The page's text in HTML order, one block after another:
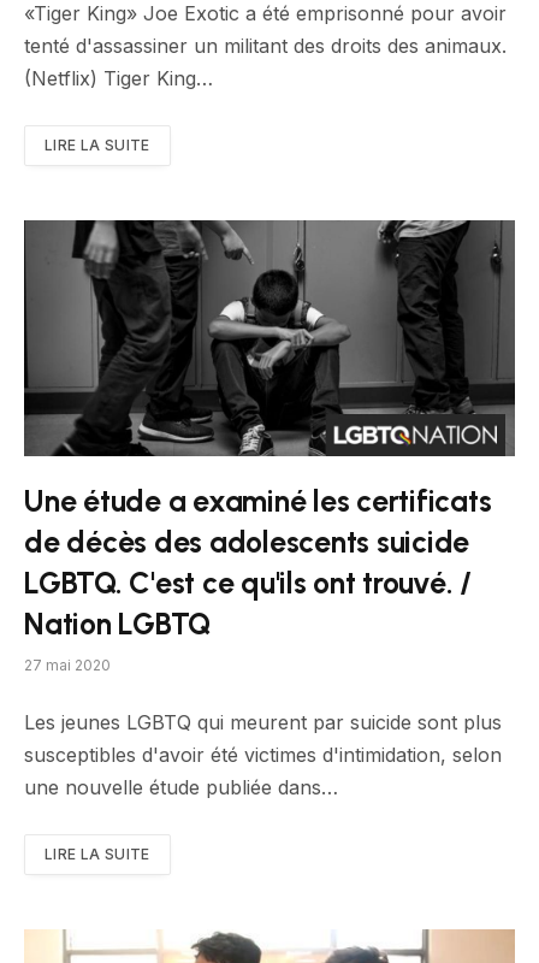
«Tiger King» Joe Exotic a été emprisonné pour avoir
tenté d'assassiner un militant des droits des animaux.
(Netflix) Tiger King…
LIRE LA SUITE
Une étude a examiné les certificats
de décès des adolescents suicide
LGBTQ. C'est ce qu'ils ont trouvé. /
Nation LGBTQ
27 mai 2020
Les jeunes LGBTQ qui meurent par suicide sont plus
susceptibles d'avoir été victimes d'intimidation, selon
une nouvelle étude publiée dans…
LIRE LA SUITE